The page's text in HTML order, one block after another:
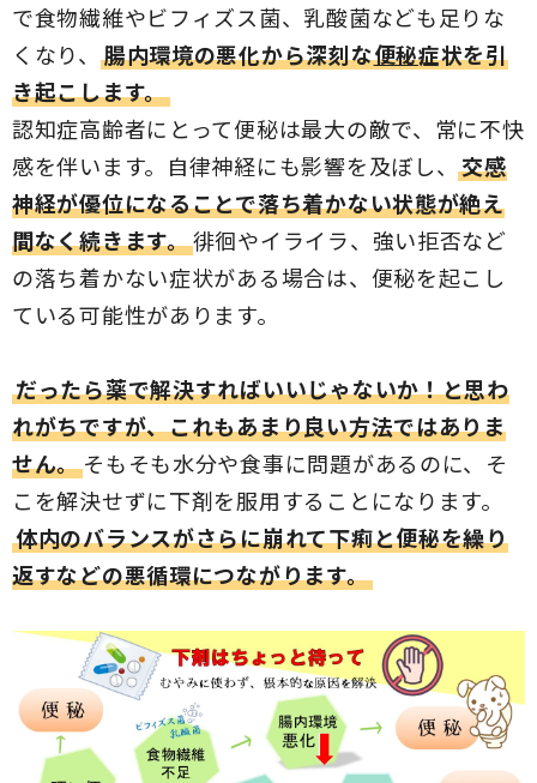
で食物繊維やビフィズス菌、乳酸菌なども足りな
くなり、
腸内環境の悪化から深刻な便秘症状を引
き起こします。
認知症高齢者にとって便秘は最大の敵で、常に不快
感を伴います。自律神経にも影響を及ぼし、交感
神経が優位になることで落ち着かない状態が絶え
間なく続きます。徘徊やイライラ、強い拒否など
の落ち着かない症状がある場合は、便秘を起こし
ている可能性があります。
だったら薬で解決すればいいじゃないか！と思わ
れがちですが、これもあまり良い方法ではありま
せん。そもそも水分や食事に問題があるのに、そ
こを解決せずに下剤を服用することになります。
体内のバランスがさらに崩れて下痢と便秘を繰り
返すなどの悪循環につながります。